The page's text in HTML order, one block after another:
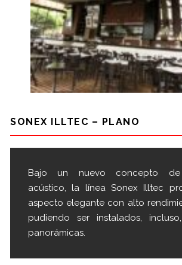
SONEX ILLTEC – PLANO
Bajo un nuevo concepto de
acústico, la línea Sonex Illtec
aspecto elegante con alto
pudiendo ser instalados,
panorámicas.